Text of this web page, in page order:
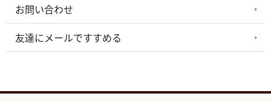
お問い合わせ
友達にメールですすめる